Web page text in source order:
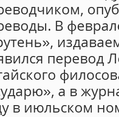
В
перевод
а в
в июльском